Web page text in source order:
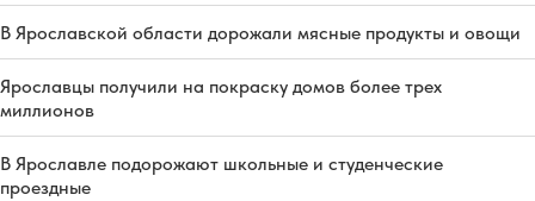
В Ярославской области дорожали мясные продукты и овощи
Ярославцы получили на покраску домов более трех
миллионов
В Ярославле подорожают школьные и студенческие
проездные